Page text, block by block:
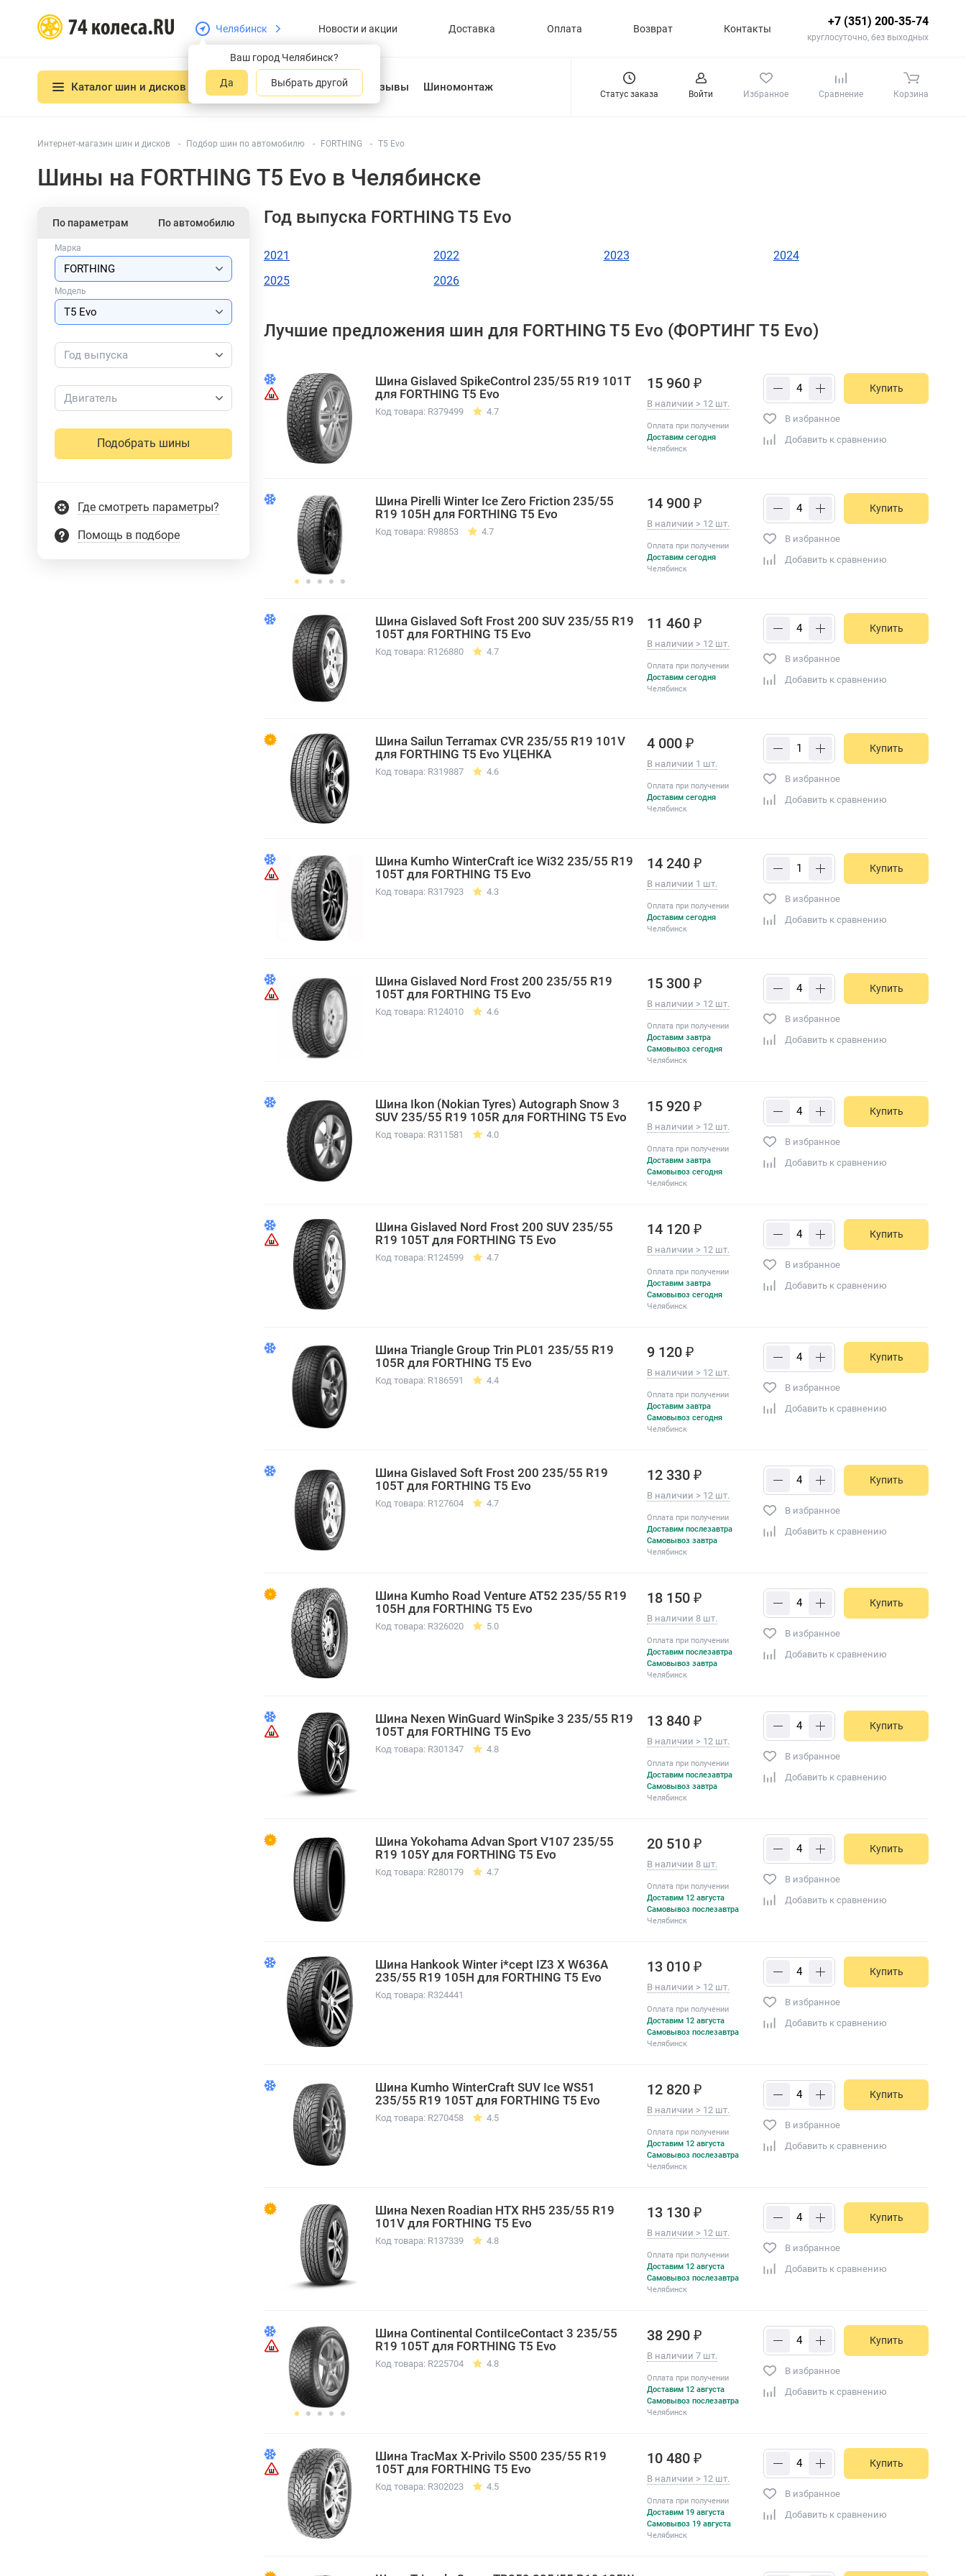
Челябинск
Ваш город Челябинск?
Да Выбрать другой
Новости и акции Доставка Оплата Возврат Контакты
+7 (351) 200-35-74
круглосуточно, без выходных
Каталог шин и дисков О нас Отзывы Шиномонтаж
Статус заказа Войти Избранное Сравнение Корзина
Интернет-магазин шин и дисков Подбор шин по автомобилю FORTHING T5 Evo
Шины на FORTHING T5 Evo в Челябинске
По параметрам По автомобилю
Марка
Модель
Год выпуска
Двигатель
Подобрать шины
Где смотреть параметры?
Помощь в подборе
Год выпуска FORTHING T5 Evo
2021 2022 2023
2024
2025
2026
Лучшие предложения шин для FORTHING T5 Evo (ФОРТИНГ T5 Evo)
Шина Gislaved SpikeControl 235/55 R19 101T
для FORTHING T5 Evo
Код товара: R379499 4.7
15 960 ₽
В наличии > 12 шт.
Оплата при получении
Доставим сегодня
Челябинск
Купить
В избранное
Добавить к сравнению
Шина Pirelli Winter Ice Zero Friction 235/55
R19 105H для FORTHING T5 Evo
Код товара: R98853 4.7
14 900 ₽
В наличии > 12 шт.
Оплата при получении
Доставим сегодня
Челябинск
Купить
В избранное
Добавить к сравнению
Шина Gislaved Soft Frost 200 SUV 235/55 R19
105T для FORTHING T5 Evo
Код товара: R126880 4.7
11 460 ₽
В наличии > 12 шт.
Оплата при получении
Доставим сегодня
Челябинск
Купить
В избранное
Добавить к сравнению
Шина Sailun Terramax CVR 235/55 R19 101V
для FORTHING T5 Evo УЦЕНКА
Код товара: R319887 4.6
4 000 ₽
В наличии 1 шт.
Оплата при получении
Доставим сегодня
Челябинск
Купить
В избранное
Добавить к сравнению
Шина Kumho WinterCraft ice Wi32 235/55 R19
105T для FORTHING T5 Evo
Код товара: R317923 4.3
14 240 ₽
В наличии 1 шт.
Оплата при получении
Доставим сегодня
Челябинск
Купить
В избранное
Добавить к сравнению
Шина Gislaved Nord Frost 200 235/55 R19
105T для FORTHING T5 Evo
Код товара: R124010 4.6
15 300 ₽
В наличии > 12 шт.
Оплата при получении
Доставим завтра
Самовывоз сегодня
Челябинск
Купить
В избранное
Добавить к сравнению
Шина Ikon (Nokian Tyres) Autograph Snow 3
SUV 235/55 R19 105R для FORTHING T5 Evo
Код товара: R311581 4.0
15 920 ₽
В наличии > 12 шт.
Оплата при получении
Доставим завтра
Самовывоз сегодня
Челябинск
Купить
В избранное
Добавить к сравнению
Шина Gislaved Nord Frost 200 SUV 235/55
R19 105T для FORTHING T5 Evo
Код товара: R124599 4.7
14 120 ₽
В наличии > 12 шт.
Оплата при получении
Доставим завтра
Самовывоз сегодня
Челябинск
Купить
В избранное
Добавить к сравнению
Шина Triangle Group Trin PL01 235/55 R19
105R для FORTHING T5 Evo
Код товара: R186591 4.4
9 120 ₽
В наличии > 12 шт.
Оплата при получении
Доставим завтра
Самовывоз сегодня
Челябинск
Купить
В избранное
Добавить к сравнению
Шина Gislaved Soft Frost 200 235/55 R19
105T для FORTHING T5 Evo
Код товара: R127604 4.7
12 330 ₽
В наличии > 12 шт.
Оплата при получении
Доставим послезавтра
Самовывоз завтра
Челябинск
Купить
В избранное
Добавить к сравнению
Шина Kumho Road Venture AT52 235/55 R19
105H для FORTHING T5 Evo
Код товара: R326020 5.0
18 150 ₽
В наличии 8 шт.
Оплата при получении
Доставим послезавтра
Самовывоз завтра
Челябинск
Купить
В избранное
Добавить к сравнению
Шина Nexen WinGuard WinSpike 3 235/55 R19
105T для FORTHING T5 Evo
Код товара: R301347 4.8
13 840 ₽
В наличии > 12 шт.
Оплата при получении
Доставим послезавтра
Самовывоз завтра
Челябинск
Купить
В избранное
Добавить к сравнению
Шина Yokohama Advan Sport V107 235/55
R19 105Y для FORTHING T5 Evo
Код товара: R280179 4.7
20 510 ₽
В наличии 8 шт.
Оплата при получении
Доставим 12 августа
Самовывоз послезавтра
Челябинск
Купить
В избранное
Добавить к сравнению
Шина Hankook Winter i*cept IZ3 X W636A
235/55 R19 105H для FORTHING T5 Evo
Код товара: R324441
13 010 ₽
В наличии > 12 шт.
Оплата при получении
Доставим 12 августа
Самовывоз послезавтра
Челябинск
Купить
В избранное
Добавить к сравнению
Шина Kumho WinterCraft SUV Ice WS51
235/55 R19 105T для FORTHING T5 Evo
Код товара: R270458 4.5
12 820 ₽
В наличии > 12 шт.
Оплата при получении
Доставим 12 августа
Самовывоз послезавтра
Челябинск
Купить
В избранное
Добавить к сравнению
Шина Nexen Roadian HTX RH5 235/55 R19
101V для FORTHING T5 Evo
Код товара: R137339 4.8
13 130 ₽
В наличии > 12 шт.
Оплата при получении
Доставим 12 августа
Самовывоз послезавтра
Челябинск
Купить
В избранное
Добавить к сравнению
Шина Continental ContiIceContact 3 235/55
R19 105T для FORTHING T5 Evo
Код товара: R225704 4.8
38 290 ₽
В наличии 7 шт.
Оплата при получении
Доставим 12 августа
Самовывоз послезавтра
Челябинск
Купить
В избранное
Добавить к сравнению
Шина TracMax X-Privilo S500 235/55 R19
105T для FORTHING T5 Evo
Код товара: R302023 4.5
10 480 ₽
В наличии > 12 шт.
Оплата при получении
Доставим 19 августа
Самовывоз 19 августа
Челябинск
Купить
В избранное
Добавить к сравнению